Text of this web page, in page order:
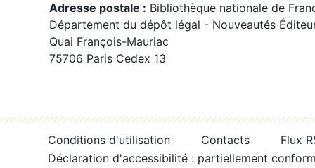
Adresse postale : Bibliothèque nationale de
Département du dépôt légal - Nouveautés
Quai François-Mauriac
75706 Paris Cedex 13
Conditions d'utilisation Contacts
Flux
Déclaration d'accessibilité : partiellement